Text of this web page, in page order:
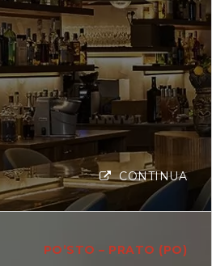
CONTINUA
PO’STO – PRATO (PO)